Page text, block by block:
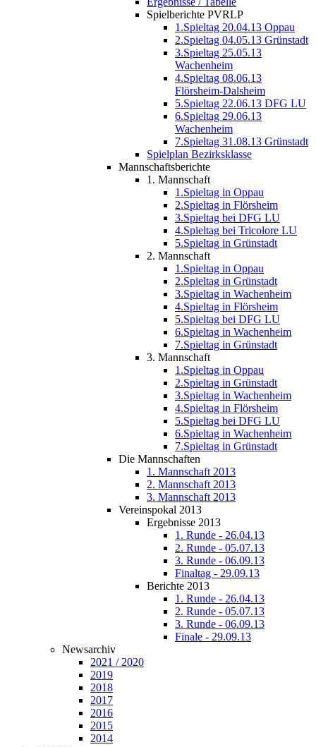
Spielberichte PVRLP
1.Spieltag 20.04.13 Oppau
2.Spieltag 04.05.13 Grünstadt
3.Spieltag 25.05.13
Wachenheim
4.Spieltag 08.06.13
Flörsheim-Dalsheim
5.Spieltag 22.06.13 DFG LU
6.Spieltag 29.06.13
Wachenheim
7.Spieltag 31.08.13 Grünstadt
Spielplan Bezirksklasse
Mannschaftsberichte
1. Mannschaft
1.Spieltag in Oppau
2.Spieltag in Flörsheim
3.Spieltag bei DFG LU
4.Spieltag bei Tricolore LU
5.Spieltag in Grünstadt
2. Mannschaft
1.Spieltag in Oppau
2.Spieltag in Grünstadt
3.Spieltag in Wachenheim
4.Spieltag in Flörsheim
5.Spieltag bei DFG LU
6.Spieltag in Wachenheim
7.Spieltag in Grünstadt
3. Mannschaft
1.Spieltag in Oppau
2.Spieltag in Grünstadt
3.Spieltag in Wachenheim
4.Spieltag in Flörsheim
5.Spieltag bei DFG LU
6.Spieltag in Wachenheim
7.Spieltag in Grünstadt
Die Mannschaften
1. Mannschaft 2013
2. Mannschaft 2013
3. Mannschaft 2013
Vereinspokal 2013
Ergebnisse 2013
1. Runde - 26.04.13
2. Runde - 05.07.13
3. Runde - 06.09.13
Finaltag - 29.09.13
Berichte 2013
1. Runde - 26.04.13
2. Runde - 05.07.13
3. Runde - 06.09.13
Finale - 29.09.13
Newsarchiv
2021 / 2020
2019
2018
2017
2016
2015
2014